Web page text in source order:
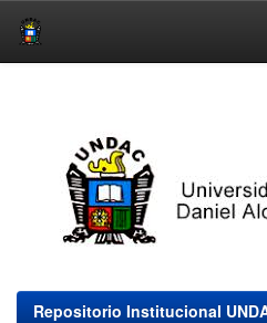
Repositorio Institucional